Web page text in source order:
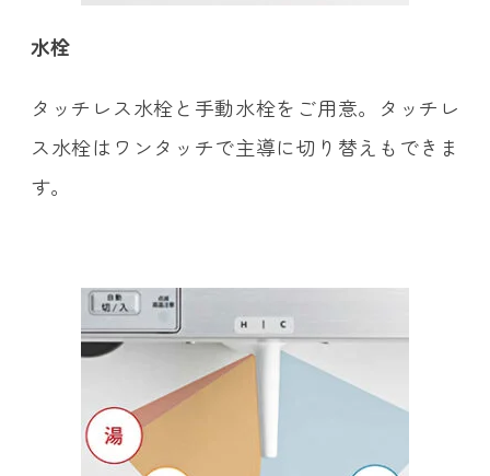
水栓
タッチレス水栓と手動水栓をご用意。タッチレ
ス水栓はワンタッチで主導に切り替えもできま
す。